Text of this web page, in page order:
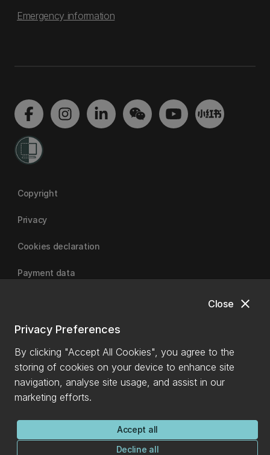
close
Close
Privacy Preferences
By clicking "Accept All Cookies", you agree to the
storing of cookies on your device to enhance site
navigation, analyse site usage, and assist in our
marketing efforts.
Accept all
Decline all
Emergency information
Copyright
Privacy
Cookies declaration
Payment data